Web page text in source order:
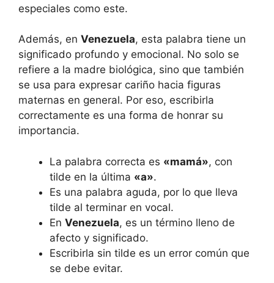
especiales como este.
Además, en Venezuela, esta palabra tiene un
significado profundo y emocional. No solo se
refiere a la madre biológica, sino que también
se usa para expresar cariño hacia figuras
maternas en general. Por eso, escribirla
correctamente es una forma de honrar su
importancia.
La palabra correcta es «mamá», con
tilde en la última «a».
Es una palabra aguda, por lo que lleva
tilde al terminar en vocal.
En Venezuela, es un término lleno de
afecto y significado.
Escribirla sin tilde es un error común que
se debe evitar.